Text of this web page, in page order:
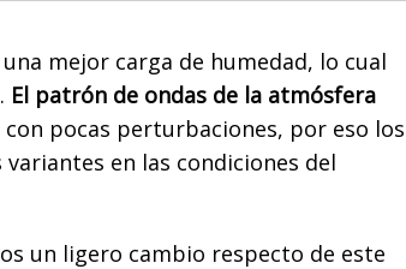
mejor carga de humedad, lo cual
El patrón de ondas de la atmósfera
con pocas perturbaciones, por eso los
variantes en las condiciones del
un ligero cambio respecto de este